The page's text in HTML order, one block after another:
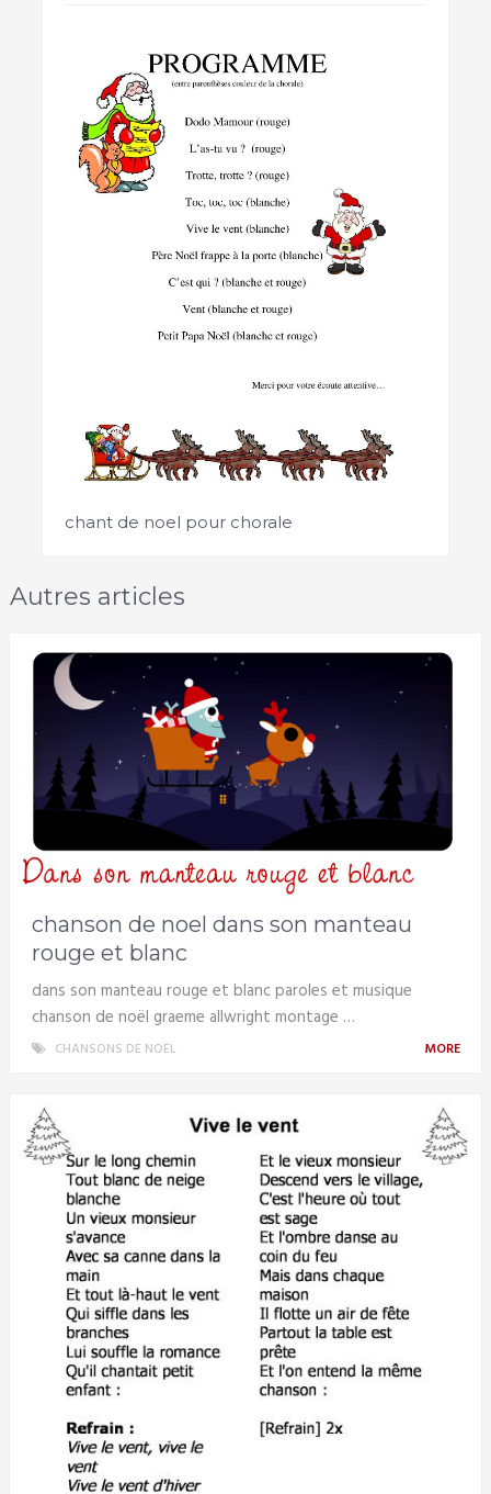
chant de noel pour chorale
Autres articles
chanson de noel dans son manteau
rouge et blanc
dans son manteau rouge et blanc paroles et musique
chanson de noël graeme allwright montage …
CHANSONS DE NOËL MORE